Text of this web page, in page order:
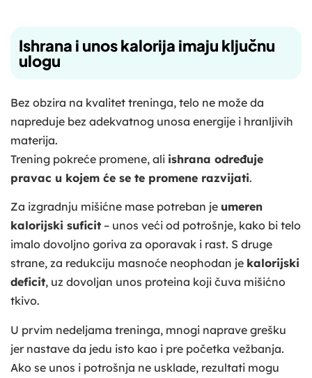
Ishrana i unos kalorija imaju ključnu
ulogu
Bez obzira na kvalitet treninga, telo ne može da
napreduje bez adekvatnog unosa energije i hranljivih
materija.
Trening pokreće promene, ali ishrana određuje
pravac u kojem će se te promene razvijati.
Za izgradnju mišićne mase potreban je umeren
kalorijski suficit – unos veći od potrošnje, kako bi telo
imalo dovoljno goriva za oporavak i rast. S druge
strane, za redukciju masnoće neophodan je kalorijski
deficit, uz dovoljan unos proteina koji čuva mišićno
tkivo.
U prvim nedeljama treninga, mnogi naprave grešku
jer nastave da jedu isto kao i pre početka vežbanja.
Ako se unos i potrošnja ne usklade, rezultati mogu